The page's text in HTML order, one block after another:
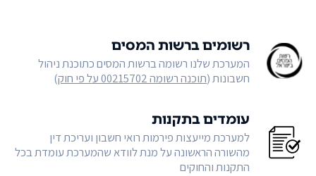
רשומים ברשות המסים
המערכת שלנו רשומה ברשות המסים כתוכנת ניהול
חשבונות (תוכנה רשומה 00215702 על פי חוק )
עומדים בתקנות
למערכת מייעצות פירמות רואי חשבון ועריכת דין
מהשורה הראשונה על מנת לוודא שהמערכת עומדת בכל
התקנות והחוקים